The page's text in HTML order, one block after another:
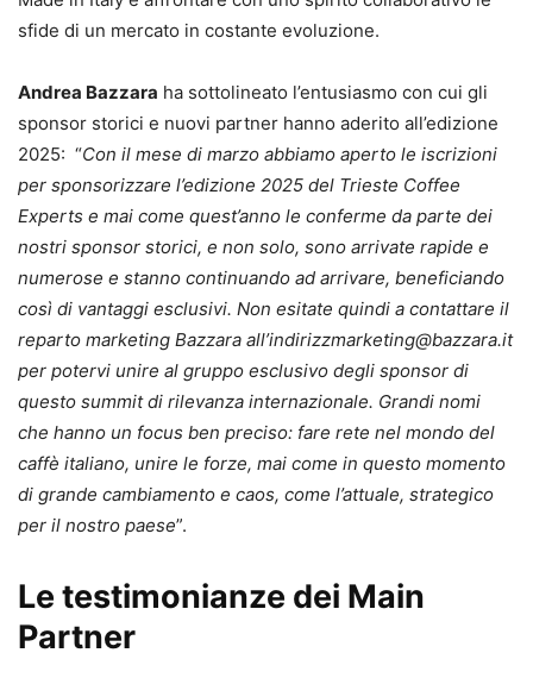
sfide di un mercato in costante evoluzione.
Andrea Bazzara ha sottolineato l’entusiasmo con cui gli
sponsor storici e nuovi partner hanno aderito all’edizione
2025: “Con il mese di marzo abbiamo aperto le iscrizioni
per sponsorizzare l’edizione 2025 del Trieste Coffee
Experts e mai come quest’anno le conferme da parte dei
nostri sponsor storici, e non solo, sono arrivate rapide e
numerose e stanno continuando ad arrivare, beneficiando
così di vantaggi esclusivi. Non esitate quindi a contattare il
reparto marketing Bazzara all’indirizzmarketing@bazzara.it
per potervi unire al gruppo esclusivo degli sponsor di
questo summit di rilevanza internazionale. Grandi nomi
che hanno un focus ben preciso: fare rete nel mondo del
caffè italiano, unire le forze, mai come in questo momento
di grande cambiamento e caos, come l’attuale, strategico
per il nostro paese”.
Le testimonianze dei Main
Partner